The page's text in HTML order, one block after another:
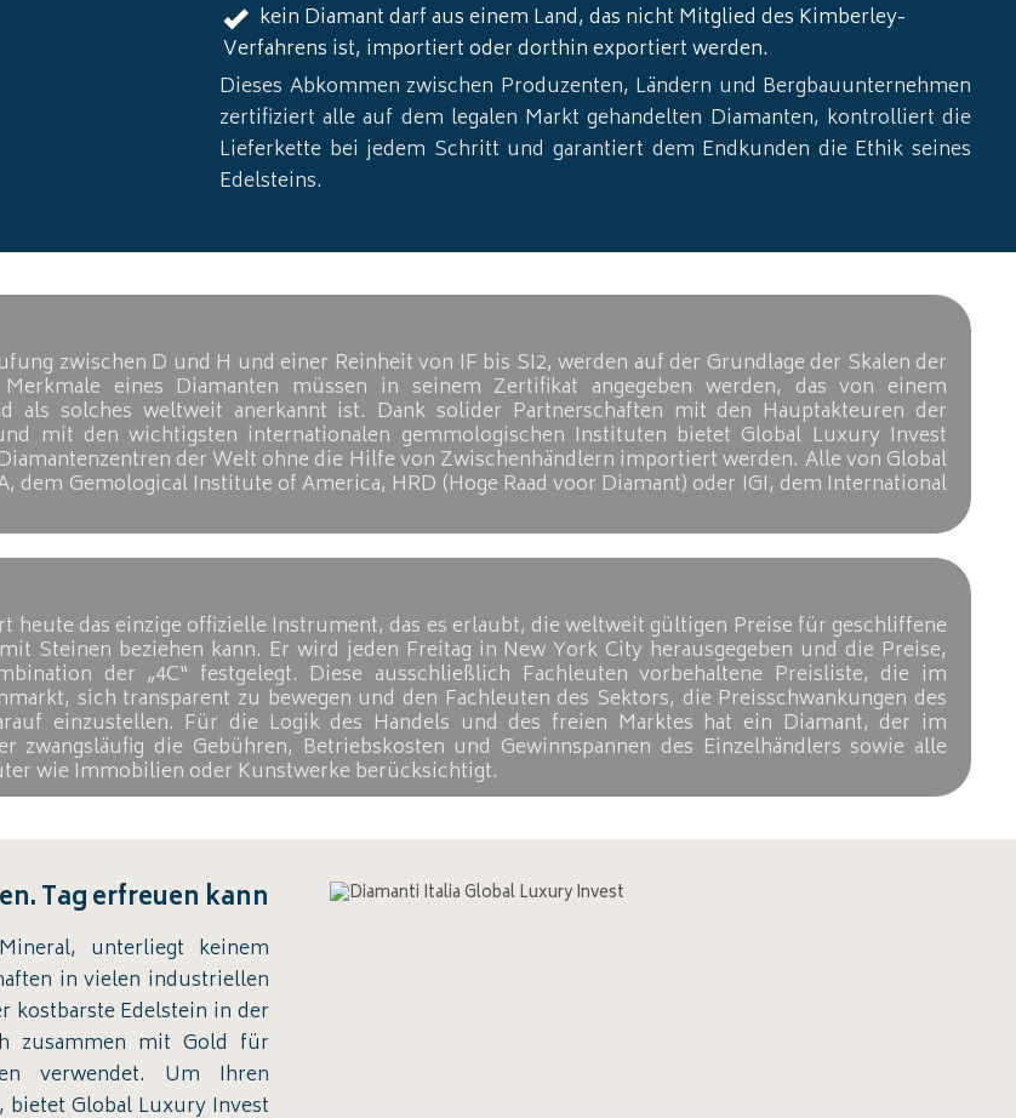
kein Diamant darf aus einem Land, das nicht Mitglied des Kimberley-
Verfahrens ist, importiert oder dorthin exportiert werden.
Dieses Abkommen zwischen Produzenten, Ländern und Bergbauunternehmen
zertifiziert alle auf dem legalen Markt gehandelten Diamanten, kontrolliert die
Lieferkette bei jedem Schritt und garantiert dem Endkunden die Ethik seines
Edelsteins.
zwischen D und H und einer Reinheit von IF bis SI2, werden auf der Grundlage der Skalen der
eines Diamanten müssen in seinem Zertifikat angegeben werden, das von einem
als solches weltweit anerkannt ist. Dank solider Partnerschaften mit den Hauptakteuren der
mit den wichtigsten internationalen gemmologischen Instituten bietet Global Luxury Invest
der Welt ohne die Hilfe von Zwischenhändlern importiert werden. Alle von Global
dem Gemological Institute of America, HRD (Hoge Raad voor Diamant) oder IGI, dem International
heute das einzige offizielle Instrument, das es erlaubt, die weltweit gültigen Preise für geschliffene
Steinen beziehen kann. Er wird jeden Freitag in New York City herausgegeben und die Preise,
der „4C“ festgelegt. Diese ausschließlich Fachleuten vorbehaltene Preisliste, die im
sich transparent zu bewegen und den Fachleuten des Sektors, die Preisschwankungen des
einzustellen. Für die Logik des Handels und des freien Marktes hat ein Diamant, der im
zwangsläufig die Gebühren, Betriebskosten und Gewinnspannen des Einzelhändlers sowie alle
wie Immobilien oder Kunstwerke berücksichtigt.
Tag erfreuen kann
unterliegt keinem
in vielen industriellen
kostbarste Edelstein in der
zusammen mit Gold für
verwendet. Um Ihren
bietet Global Luxury Invest